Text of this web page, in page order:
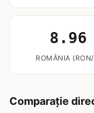
8.96
ROMÂNIA
Comparație